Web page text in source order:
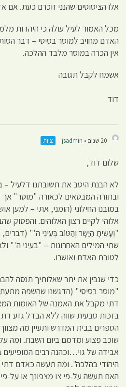
אלו הציטוטים שהנני זוכרם כעת. אם
מכל האמור לעיל עולה כי היהדות
האדם מחויב למוסר בסיסי – דבר
אין הכרה במוסר מלבד ההלכה.
אשמח לקבל תגובה
דוד
20 שנים • jsadmin צוות
שלום דוד,
לא הבנת היטב את תשובתנו דלעיל –
ובתורה המבטאים לכאורה "מוסר"
במובנו החילוני (הומני, אתי – למען
אלוהי לקיים רצון האלוהים. והפסוק
שתי המילים האחרונות – "בעיני ה'"
לטובת האדם ואושרו.
כדי שנבין את יתר שאלותיך תנסה
"מוסר בסיסי" (הדגשנו שהשפה
דתי מקבל את האמנה של האומות
בזכות טבעית שווה ללא הבדל גזע
הספרים בבית המדרש ותעיין מה
שוכב פצוע ומדמם ביום השבת. ומה
אבידה של גוי…וכהנה רבים
היהודי בהלכה". ומה תעשה כאדם דתי
האם תעשה על-פי צו מצפונך או על-